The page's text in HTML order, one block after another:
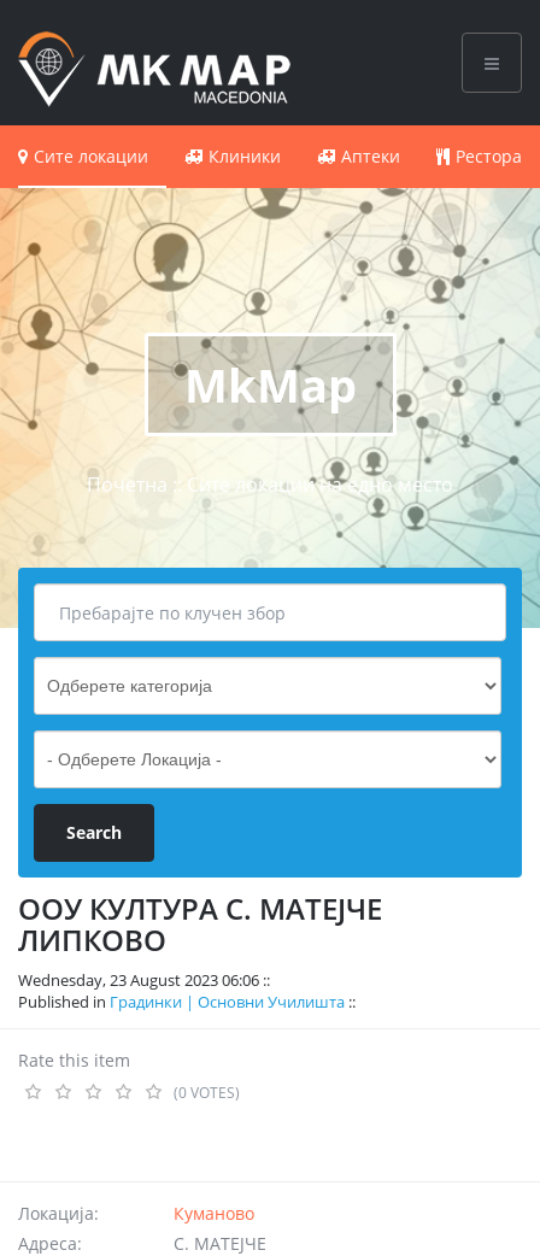
Сите локации Клиники Аптеки
MkMap
Почетна :: Сите локации на едно место
ООУ КУЛТУРА С. МАТЕЈЧЕ
ЛИПКОВО
Wednesday, 23 August 2023 06:06
Published in Градинки | Основни Училишта
Rate this item
(0 VOTES)
Локација:
Куманово
Адреса:
С. МАТЕЈЧЕ